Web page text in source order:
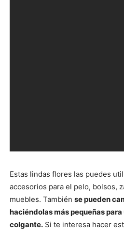
Estas lindas flores las puedes
accesorios para el pelo, bolsos,
muebles. También se pueden
haciéndolas más pequeñas
colgante. Si te interesa hacer